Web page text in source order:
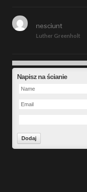
Luther Greenholt
nesciunt
Future
Napisz na ścianie